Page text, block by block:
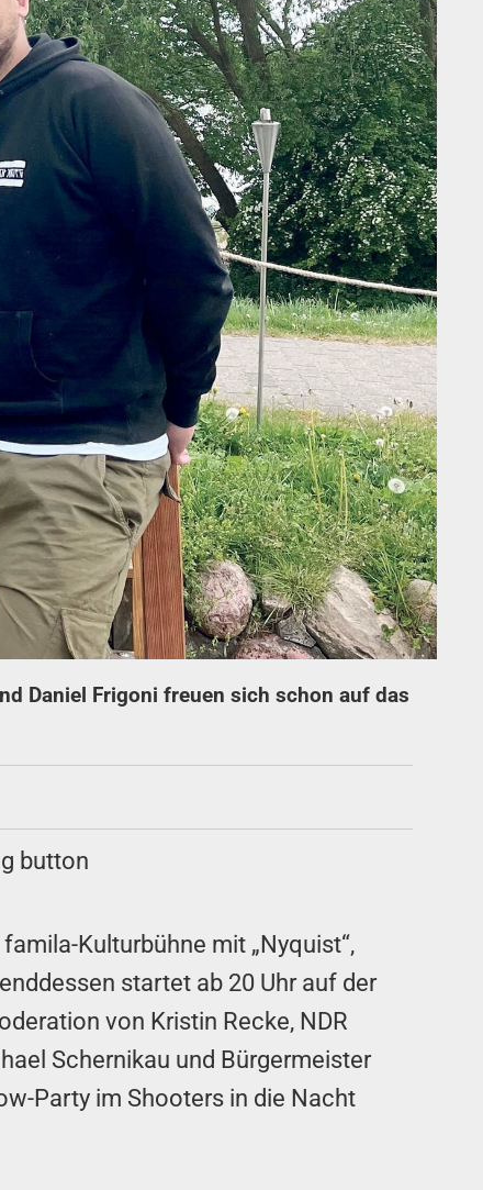
Daniel Frigoni freuen sich schon auf das
Kulturbühne mit „Nyquist“,
startet ab 20 Uhr auf der
von Kristin Recke, NDR
Schernikau und Bürgermeister
Party im Shooters in die Nacht